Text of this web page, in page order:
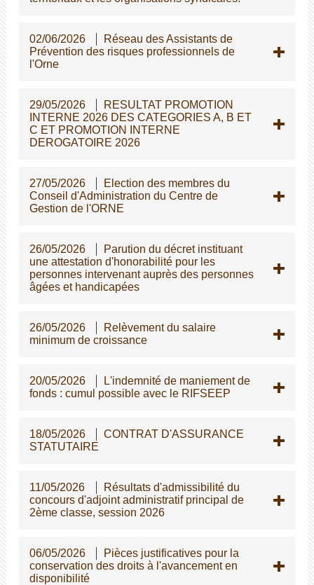
02/06/2026
Réseau des Assistants de
Prévention des risques professionnels de
l'Orne
29/05/2026
RESULTAT PROMOTION
INTERNE 2026 DES CATEGORIES A, B ET
C ET PROMOTION INTERNE
DEROGATOIRE 2026
27/05/2026
Election des membres du
Conseil d'Administration du Centre de
Gestion de l'ORNE
26/05/2026
Parution du décret instituant
une attestation d'honorabilité pour les
personnes intervenant auprès des personnes
gées et handicapées
26/05/2026
Relèvement du salaire
minimum de croissance
20/05/2026
L'indemnité de maniement de
fonds : cumul possible avec le RIFSEEP
18/05/2026
CONTRAT D'ASSURANCE
STATUTAIRE
11/05/2026
Résultats d'admissibilité du
concours d'adjoint administratif principal de
2ème classe, session 2026
06/05/2026
Pièces justificatives pour la
conservation des droits à l'avancement en
disponibilité